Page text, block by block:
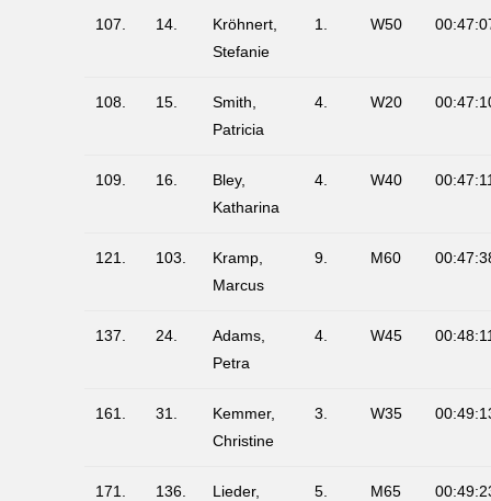
107. 14.
Kröhnert,
Stefanie
1. W50
108. 15.
Smith,
Patricia
4. W20
109. 16.
Bley,
Katharina
4. W40
121. 103.
Kramp,
Marcus
9. M60
137. 24.
Adams,
Petra
4. W45
161. 31.
Kemmer,
Christine
3. W35
171. 136.
Lieder,
5. M65